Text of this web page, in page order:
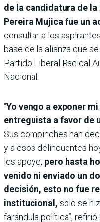
de la candidatura de
Pereira Mujica fue un
consultar a los
base de la alianza que
Partido Liberal Radical
Nacional.
“Yo vengo a exponer
entreguista a favor de
Sus compinches han
y a esos delincuentes
les apoye, pero hasta
venido ni enviado un
decisión, esto no fue
institucional, solo se
farándula política”,